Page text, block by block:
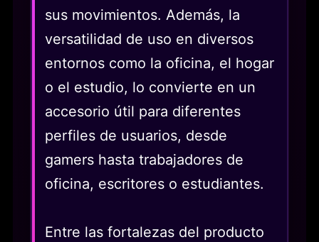
sus movimientos. Además, la
versatilidad de uso en diversos
entornos como la oficina, el hogar
o el estudio, lo convierte en un
accesorio útil para diferentes
perfiles de usuarios, desde
gamers hasta trabajadores de
oficina, escritores o estudiantes.
Entre las fortalezas del producto